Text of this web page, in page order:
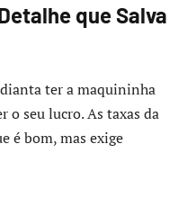
que Salva
ter a maquininha
o seu lucro. As taxas da
é bom, mas exige